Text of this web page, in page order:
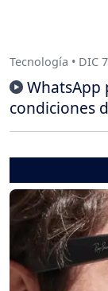
Tecnología • DIC
condiciones